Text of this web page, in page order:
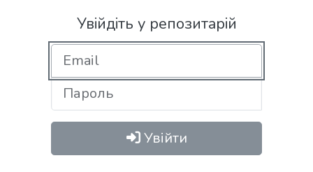
Увійдіть у репозитарій
Увійти